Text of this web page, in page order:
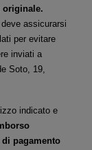
originale.
assicurarsi
per evitare
inviati a
Soto, 19,
indicato e
pagamento